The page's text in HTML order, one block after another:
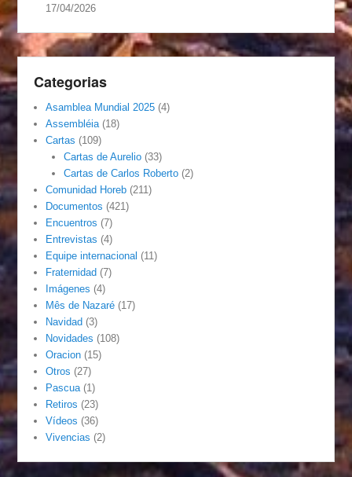
17/04/2026
Categorias
Asamblea Mundial 2025 (4)
Assembléia (18)
Cartas (109)
Cartas de Aurelio(33)
Cartas de Carlos Roberto(2)
Comunidad Horeb (211)
Documentos (421)
Encuentros (7)
Entrevistas (4)
Equipe internacional (11)
Fraternidad (7)
Imágenes (4)
Mês de Nazaré (17)
Navidad (3)
Novidades (108)
Oracion (15)
Otros (27)
Pascua (1)
Retiros (23)
Vídeos (36)
Vivencias (2)